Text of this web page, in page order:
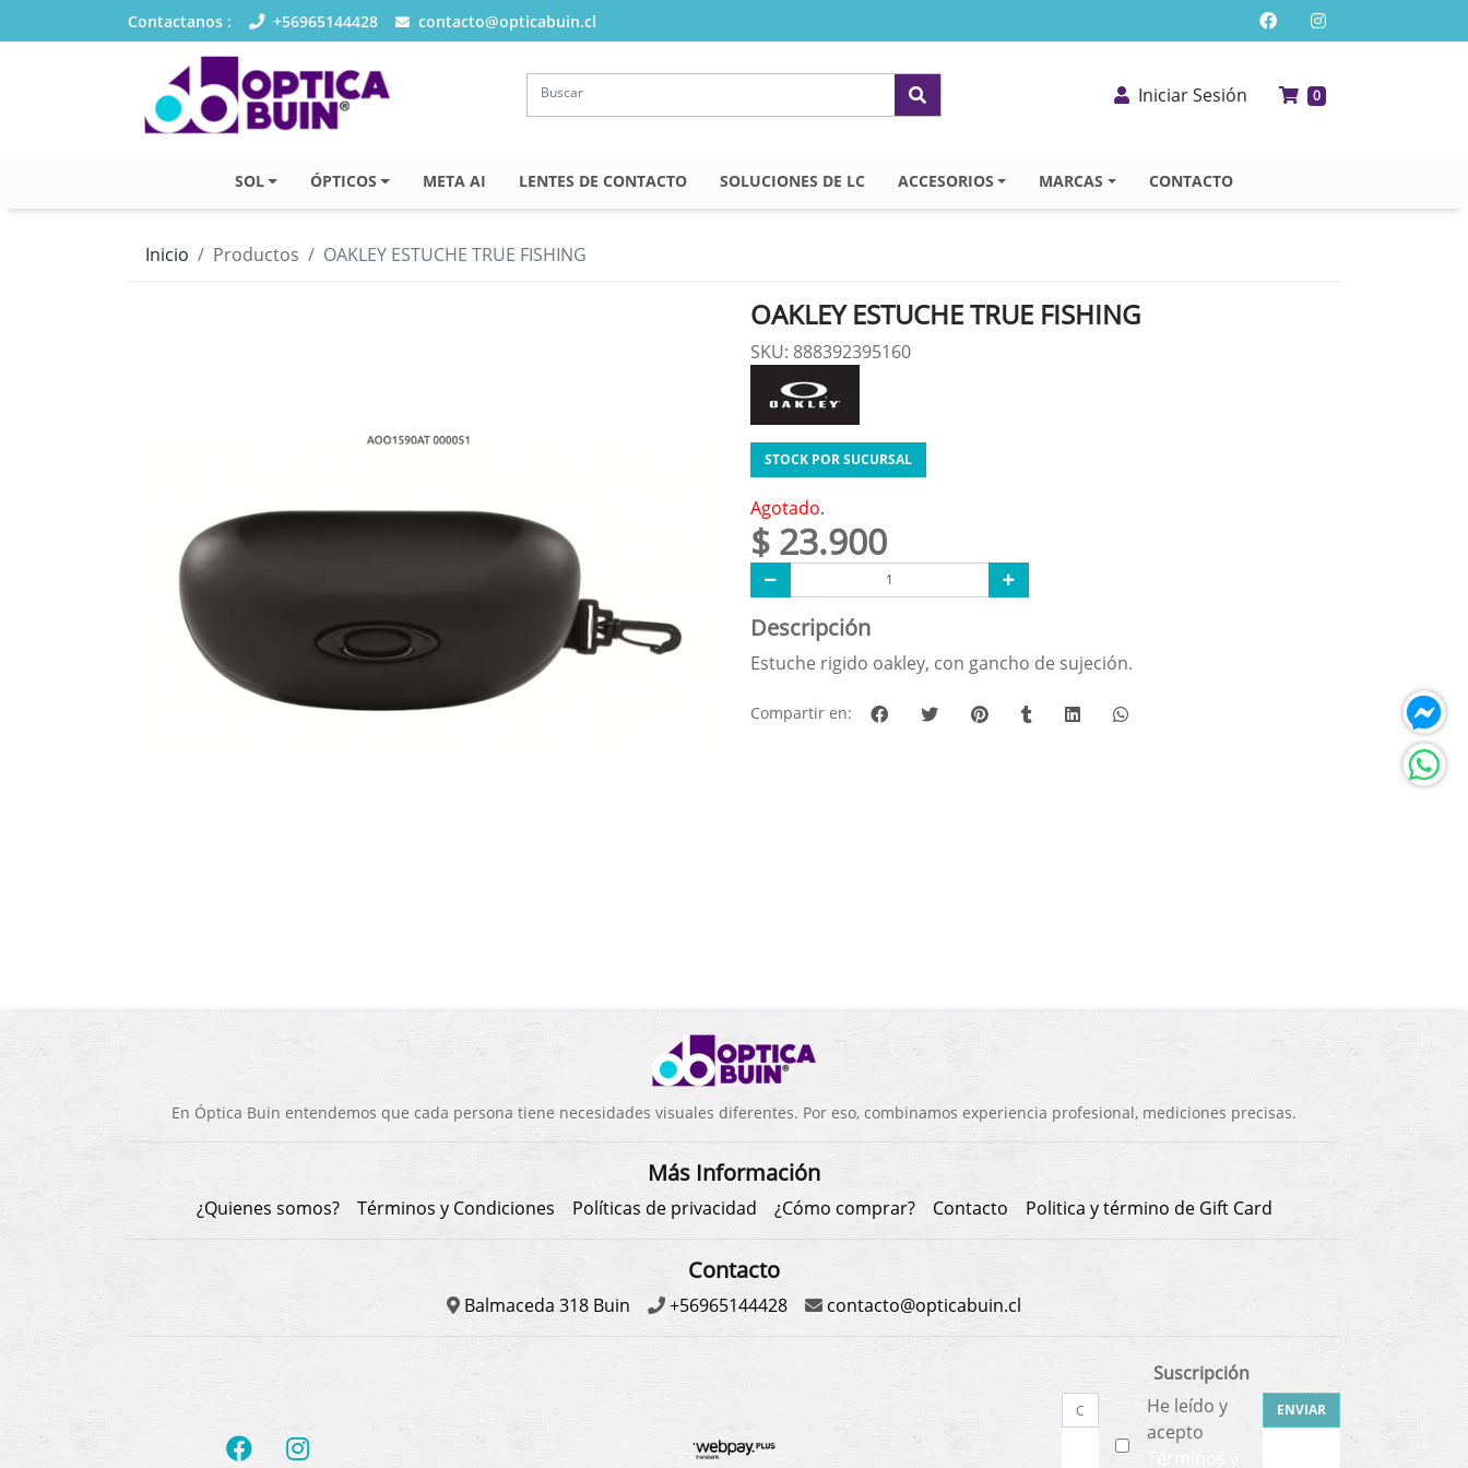
Contactanos : +56965144428 contacto@opticabuin.cl
Iniciar Sesión 0
SOL ÓPTICOS META AI LENTES DE CONTACTO SOLUCIONES DE LC ACCESORIOS MARCAS CONTACTO
Inicio Productos OAKLEY ESTUCHE TRUE FISHING
OAKLEY ESTUCHE TRUE FISHING
SKU: 888392395160
STOCK POR SUCURSAL
Agotado.
$ 23.900
Descripción
Estuche rigido oakley, con gancho de sujeción.
Compartir en:
En Óptica Buin entendemos que cada persona tiene necesidades visuales diferentes. Por eso, combinamos experiencia profesional, mediciones precisas.
Más Información
¿Quienes somos? Términos y Condiciones Políticas de privacidad ¿Cómo comprar? Contacto Politica y término de Gift Card
Contacto
Balmaceda 318 Buin +56965144428 contacto@opticabuin.cl
Suscripción
He leído y
acepto
ENVIAR